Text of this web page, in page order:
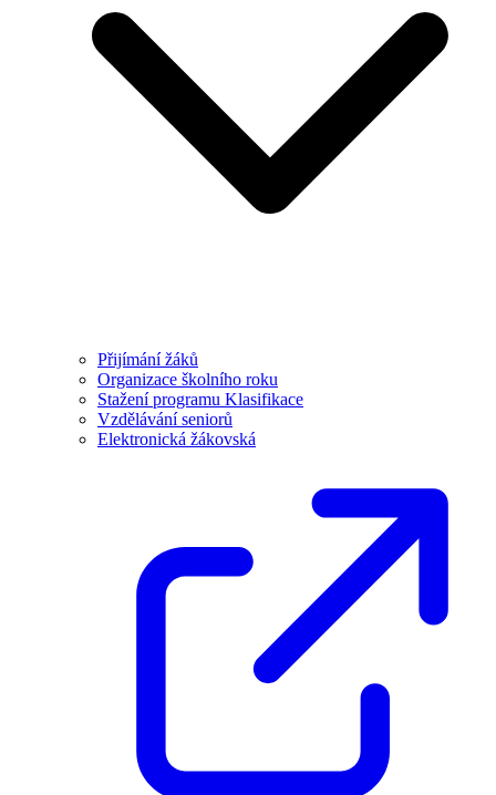
Přijímání žáků
Organizace školního roku
Stažení programu Klasifikace
Vzdělávání seniorů
Elektronická žákovská